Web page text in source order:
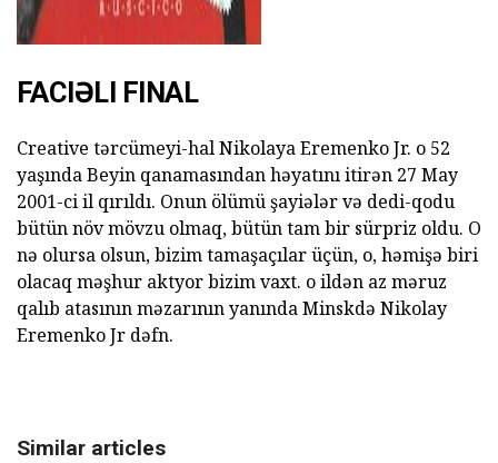
FACIƏLI FINAL
Creative tərcümeyi-hal Nikolaya Eremenko Jr. o 52
yaşında Beyin qanamasından həyatını itirən 27 May
2001-ci il qırıldı. Onun ölümü şayiələr və dedi-qodu
bütün növ mövzu olmaq, bütün tam bir sürpriz oldu. O
nə olursa olsun, bizim tamaşaçılar üçün, o, həmişə biri
olacaq məşhur aktyor bizim vaxt. o ildən az məruz
qalıb atasının məzarının yanında Minskdə Nikolay
Eremenko Jr dəfn.
Similar articles